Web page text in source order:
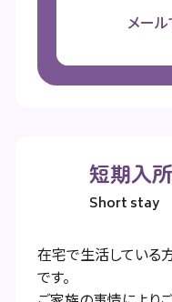
メー
短期入
Short stay
在宅で生活している
です。